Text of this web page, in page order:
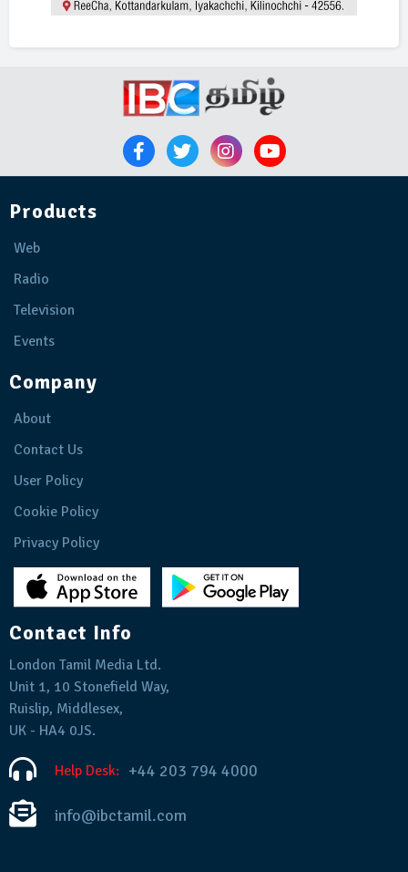
Products
Web
Radio
Television
Events
Company
About
Contact Us
User Policy
Cookie Policy
Privacy Policy
Contact Info
London Tamil Media Ltd.
Unit 1, 10 Stonefield Way,
Ruislip, Middlesex,
UK - HA4 0JS.
Help Desk: +44 203 794 4000
info@ibctamil.com